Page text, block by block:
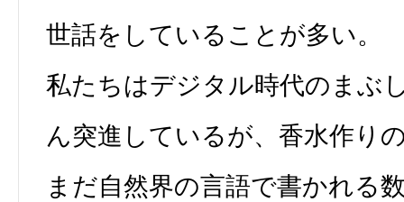
世話をしていることが多い。
私たちはデジタル時代のまぶ
ん突進しているが、香水作り
まだ自然界の言語で書かれる